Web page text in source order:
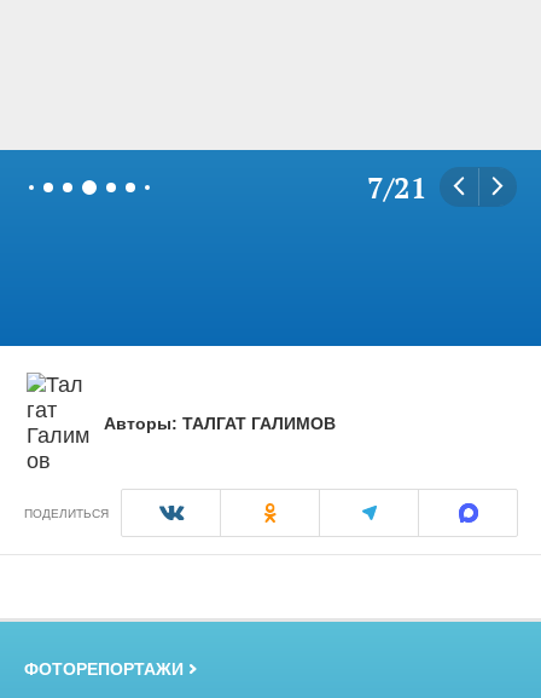
7/21
Авторы: ТАЛГАТ ГАЛИМОВ
ПОДЕЛИТЬСЯ
ФОТОРЕПОРТАЖИ